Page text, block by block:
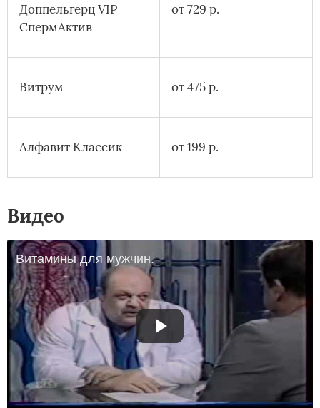
Доппельгерц VIP
СпермАктив
от 729 р.
Витрум от 475 р.
Алфавит Классик от 199 р.
Видео
Витамины для мужчин.